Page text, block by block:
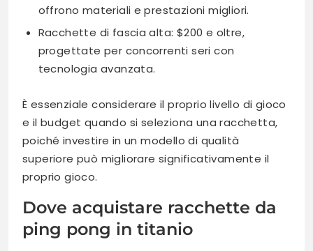
offrono materiali e prestazioni migliori.
Racchette di fascia alta: $200 e oltre,
progettate per concorrenti seri con
tecnologia avanzata.
È essenziale considerare il proprio livello di gioco
e il budget quando si seleziona una racchetta,
poiché investire in un modello di qualità
superiore può migliorare significativamente il
proprio gioco.
Dove acquistare racchette da
ping pong in titanio